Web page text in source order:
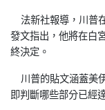
法新社報導，川普
發文指出，他將在白
終決定。
川普的貼文涵蓋美
即判斷哪些部分已經